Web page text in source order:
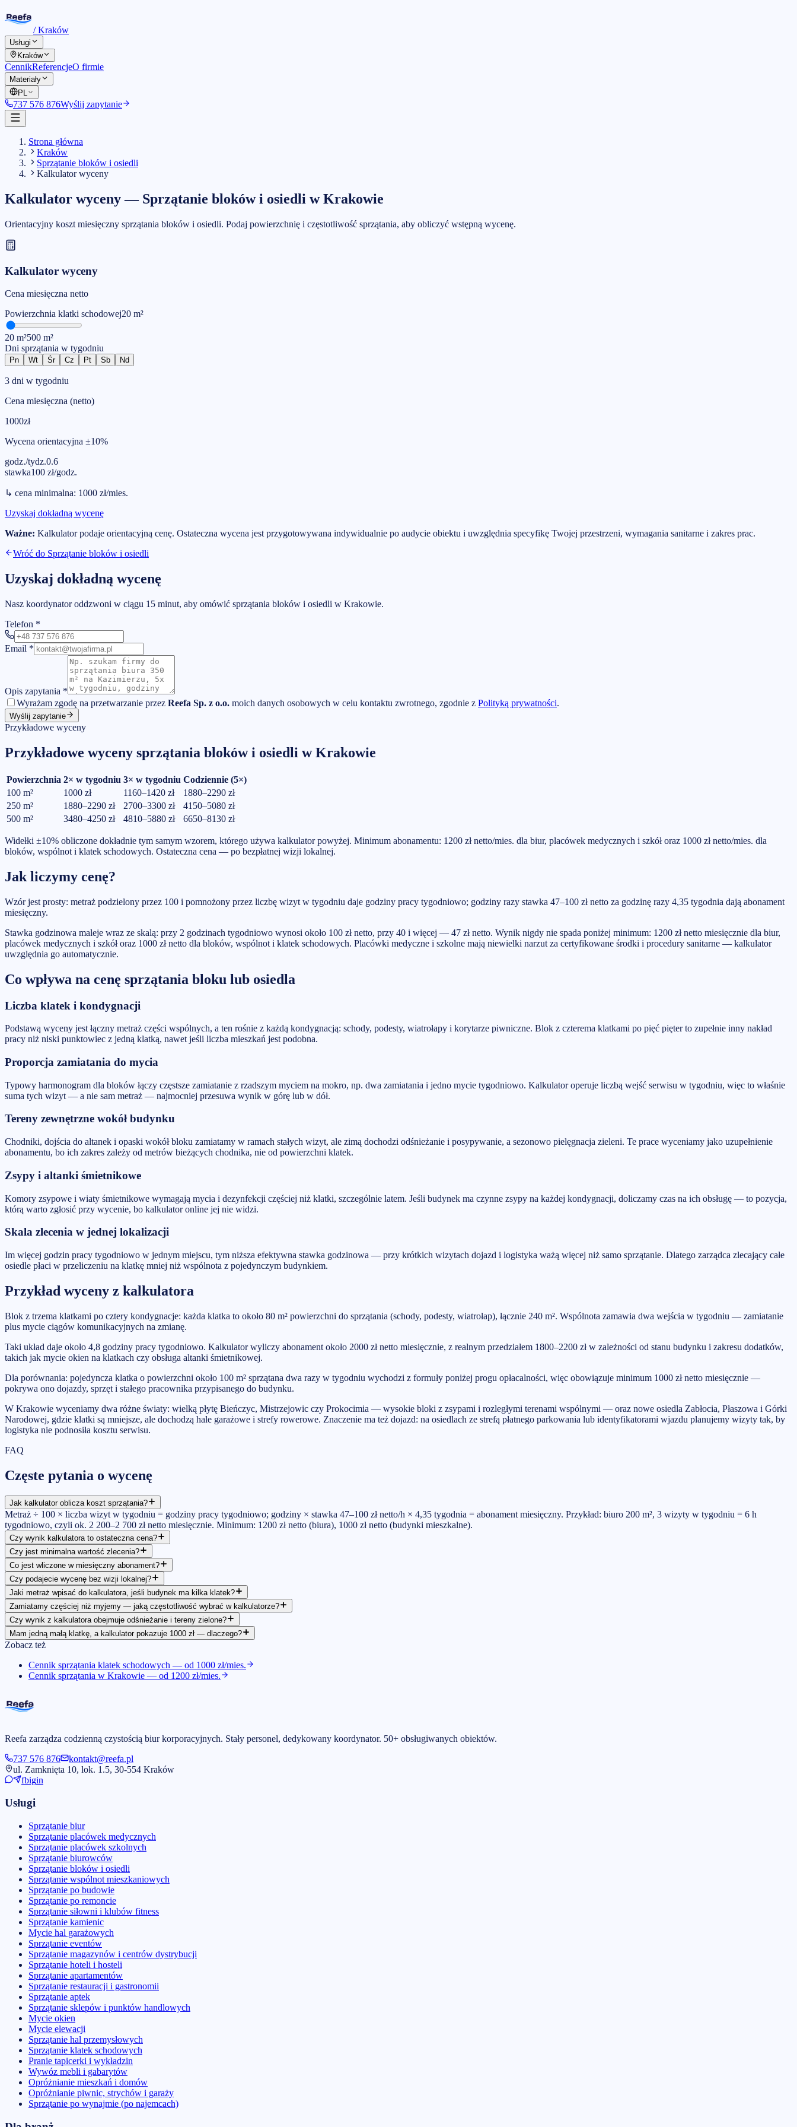
/Kraków
Usługi
Kraków
CennikReferencjeO firmie
Materiały
PL
737 576 876Wyślij zapytanie
Strona główna
Kraków
Sprzątanie bloków i osiedli
Kalkulator wyceny
Kalkulator wyceny— Sprzątanie bloków i osiedli w Krakowie
Orientacyjny koszt miesięczny sprzątania bloków i osiedli. Podaj powierzchnię i częstotliwość sprzątania, aby obliczyć wstępną wycenę.
Kalkulator wyceny
Cena miesięczna netto
Powierzchnia klatki schodowej20 m²
20 m²500 m²
Dni sprzątania w tygodniu
Pn Wt Śr Cz Pt Sb Nd
3 dni w tygodniu
Cena miesięczna (netto)
1000zł
Wycena orientacyjna ±10%
godz./tydz.0.6
stawka100 zł/godz.
↳ cena minimalna: 1000 zł/mies.
Uzyskaj dokładną wycenę
Ważne: Kalkulator podaje orientacyjną cenę. Ostateczna wycena jest przygotowywana indywidualnie po audycie obiektu i uwzględnia specyfikę Twojej przestrzeni, wymagania sanitarne i zakres prac.
Wróć do Sprzątanie bloków i osiedli
Uzyskaj dokładną wycenę
Nasz koordynator oddzwoni w ciągu 15 minut, aby omówić sprzątania bloków i osiedli w Krakowie.
Telefon *
Email *
Opis zapytania *
Wyrażam zgodę na przetwarzanie przez Reefa Sp. z o.o. moich danych osobowych w celu kontaktu zwrotnego, zgodnie z Polityką prywatności.
Wyślij zapytanie
Przykładowe wyceny
Przykładowe wyceny sprzątania bloków i osiedli w Krakowie
Powierzchnia 2× w tygodniu 3× w tygodniu Codziennie (5×)
100 m² 1000 zł 1160–1420 zł
1880–2290 zł
250 m² 1880–2290 zł 2700–3300 zł
4150–5080 zł
500 m² 3480–4250 zł 4810–5880 zł 6650–8130 zł
Widełki ±10% obliczone dokładnie tym samym wzorem, którego używa kalkulator powyżej. Minimum abonamentu: 1200 zł netto/mies. dla biur, placówek medycznych i szkół oraz 1000 zł netto/mies. dla
bloków, wspólnot i klatek schodowych. Ostateczna cena — po bezpłatnej wizji lokalnej.
Jak liczymy cenę?
Wzór jest prosty: metraż podzielony przez 100 i pomnożony przez liczbę wizyt w tygodniu daje godziny pracy tygodniowo; godziny razy stawka 47–100 zł netto za godzinę razy 4,35 tygodnia dają abonament
miesięczny.
Stawka godzinowa maleje wraz ze skalą: przy 2 godzinach tygodniowo wynosi około 100 zł netto, przy 40 i więcej — 47 zł netto. Wynik nigdy nie spada poniżej minimum: 1200 zł netto miesięcznie dla biur,
placówek medycznych i szkół oraz 1000 zł netto dla bloków, wspólnot i klatek schodowych. Placówki medyczne i szkolne mają niewielki narzut za certyfikowane środki i procedury sanitarne — kalkulator
uwzględnia go automatycznie.
Co wpływa na cenę sprzątania bloku lub osiedla
Liczba klatek i kondygnacji
Podstawą wyceny jest łączny metraż części wspólnych, a ten rośnie z każdą kondygnacją: schody, podesty, wiatrołapy i korytarze piwniczne. Blok z czterema klatkami po pięć pięter to zupełnie inny nakład
pracy niż niski punktowiec z jedną klatką, nawet jeśli liczba mieszkań jest podobna.
Proporcja zamiatania do mycia
Typowy harmonogram dla bloków łączy częstsze zamiatanie z rzadszym myciem na mokro, np. dwa zamiatania i jedno mycie tygodniowo. Kalkulator operuje liczbą wejść serwisu w tygodniu, więc to właśnie
suma tych wizyt — a nie sam metraż — najmocniej przesuwa wynik w górę lub w dół.
Tereny zewnętrzne wokół budynku
Chodniki, dojścia do altanek i opaski wokół bloku zamiatamy w ramach stałych wizyt, ale zimą dochodzi odśnieżanie i posypywanie, a sezonowo pielęgnacja zieleni. Te prace wyceniamy jako uzupełnienie
abonamentu, bo ich zakres zależy od metrów bieżących chodnika, nie od powierzchni klatek.
Zsypy i altanki śmietnikowe
Komory zsypowe i wiaty śmietnikowe wymagają mycia i dezynfekcji częściej niż klatki, szczególnie latem. Jeśli budynek ma czynne zsypy na każdej kondygnacji, doliczamy czas na ich obsługę — to pozycja,
którą warto zgłosić przy wycenie, bo kalkulator online jej nie widzi.
Skala zlecenia w jednej lokalizacji
Im więcej godzin pracy tygodniowo w jednym miejscu, tym niższa efektywna stawka godzinowa — przy krótkich wizytach dojazd i logistyka ważą więcej niż samo sprzątanie. Dlatego zarządca zlecający całe
osiedle płaci w przeliczeniu na klatkę mniej niż wspólnota z pojedynczym budynkiem.
Przykład wyceny z kalkulatora
Blok z trzema klatkami po cztery kondygnacje: każda klatka to około 80 m² powierzchni do sprzątania (schody, podesty, wiatrołap), łącznie 240 m². Wspólnota zamawia dwa wejścia w tygodniu — zamiatanie
plus mycie ciągów komunikacyjnych na zmianę.
Taki układ daje około 4,8 godziny pracy tygodniowo. Kalkulator wyliczy abonament około 2000 zł netto miesięcznie, z realnym przedziałem 1800–2200 zł w zależności od stanu budynku i zakresu dodatków,
takich jak mycie okien na klatkach czy obsługa altanki śmietnikowej.
Dla porównania: pojedyncza klatka o powierzchni około 100 m² sprzątana dwa razy w tygodniu wychodzi z formuły poniżej progu opłacalności, więc obowiązuje minimum 1000 zł netto miesięcznie —
pokrywa ono dojazdy, sprzęt i stałego pracownika przypisanego do budynku.
W Krakowie wyceniamy dwa różne światy: wielką płytę Bieńczyc, Mistrzejowic czy Prokocimia — wysokie bloki z zsypami i rozległymi terenami wspólnymi — oraz nowe osiedla Zabłocia, Płaszowa i Górki
Narodowej, gdzie klatki są mniejsze, ale dochodzą hale garażowe i strefy rowerowe. Znaczenie ma też dojazd: na osiedlach ze strefą płatnego parkowania lub identyfikatorami wjazdu planujemy wizyty tak, by
logistyka nie podnosiła kosztu serwisu.
FAQ
Częste pytania o wycenę
Jak kalkulator oblicza koszt sprzątania?
Metraż ÷ 100 × liczba wizyt w tygodniu = godziny pracy tygodniowo; godziny × stawka 47–100 zł netto/h × 4,35 tygodnia = abonament miesięczny. Przykład: biuro 200 m², 3 wizyty w tygodniu = 6 h
tygodniowo, czyli ok. 2 200–2 700 zł netto miesięcznie. Minimum: 1200 zł netto (biura), 1000 zł netto (budynki mieszkalne).
Czy wynik kalkulatora to ostateczna cena?
Czy jest minimalna wartość zlecenia?
Co jest wliczone w miesięczny abonament?
Czy podajecie wycenę bez wizji lokalnej?
Jaki metraż wpisać do kalkulatora, jeśli budynek ma kilka klatek?
Zamiatamy częściej niż myjemy — jaką częstotliwość wybrać w kalkulatorze?
Czy wynik z kalkulatora obejmuje odśnieżanie i tereny zielone?
Mam jedną małą klatkę, a kalkulator pokazuje 1000 zł — dlaczego?
Zobacz też
Cennik sprzątania klatek schodowych — od 1000 zł/mies.
Cennik sprzątania w Krakowie — od 1200 zł/mies.
Reefa zarządza codzienną czystością biur korporacyjnych. Stały personel, dedykowany koordynator. 50+ obsługiwanych obiektów.
737 576 876
kontakt@reefa.pl
ul. Zamknięta 10, lok. 1.5, 30-554 Kraków
fbigin
Usługi
Sprzątanie biur
Sprzątanie placówek medycznych
Sprzątanie placówek szkolnych
Sprzątanie biurowców
Sprzątanie bloków i osiedli
Sprzątanie wspólnot mieszkaniowych
Sprzątanie po budowie
Sprzątanie po remoncie
Sprzątanie siłowni i klubów fitness
Sprzątanie kamienic
Mycie hal garażowych
Sprzątanie eventów
Sprzątanie magazynów i centrów dystrybucji
Sprzątanie hoteli i hosteli
Sprzątanie apartamentów
Sprzątanie restauracji i gastronomii
Sprzątanie aptek
Sprzątanie sklepów i punktów handlowych
Mycie okien
Mycie elewacji
Sprzątanie hal przemysłowych
Sprzątanie klatek schodowych
Pranie tapicerki i wykładzin
Wywóz mebli i gabarytów
Opróżnianie mieszkań i domów
Opróżnianie piwnic, strychów i garaży
Sprzątanie po wynajmie (po najemcach)